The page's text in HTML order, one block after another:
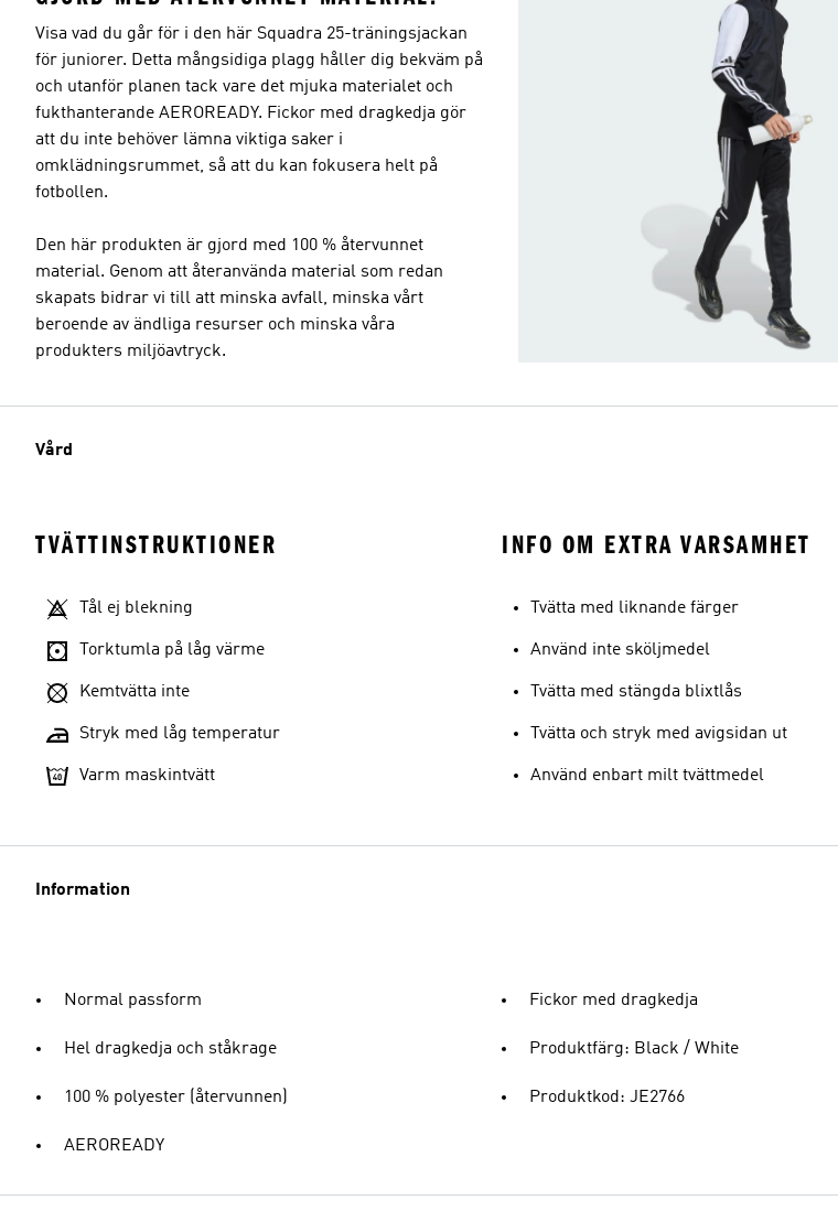
Visa vad du går för i den här Squadra 25-träningsjackan
för juniorer. Detta mångsidiga plagg håller dig bekväm på
och utanför planen tack vare det mjuka materialet och
fukthanterande AEROREADY. Fickor med dragkedja gör
att du inte behöver lämna viktiga saker i
omklädningsrummet, så att du kan fokusera helt på
fotbollen.
Den här produkten är gjord med 100 % återvunnet
material. Genom att återanvända material som redan
skapats bidrar vi till att minska avfall, minska vårt
beroende av ändliga resurser och minska våra
produkters miljöavtryck.
Vård
TVÄTTINSTRUKTIONER
Tål ej blekning
Torktumla på låg värme
Kemtvätta inte
Stryk med låg temperatur
Varm maskintvätt
INFO OM EXTRA VARSAMHET
Tvätta med liknande färger
Använd inte sköljmedel
Tvätta med stängda blixtlås
Tvätta och stryk med avigsidan ut
Använd enbart milt tvättmedel
Information
Normal passform
Hel dragkedja och ståkrage
100 % polyester (återvunnen)
AEROREADY
Fickor med dragkedja
Produktfärg: Black / White
Produktkod: JE2766